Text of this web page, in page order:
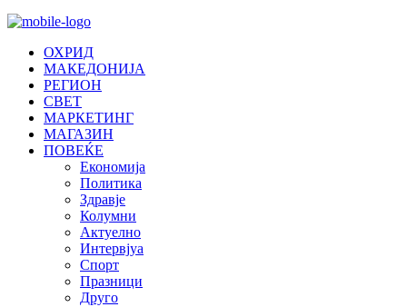
ОХРИД
МАКЕДОНИЈА
РЕГИОН
СВЕТ
МАРКЕТИНГ
МАГАЗИН
ПОВЕЌЕ
Економија
Политика
Здравје
Колумни
Актуелно
Интервјуа
Спорт
Празници
Друго